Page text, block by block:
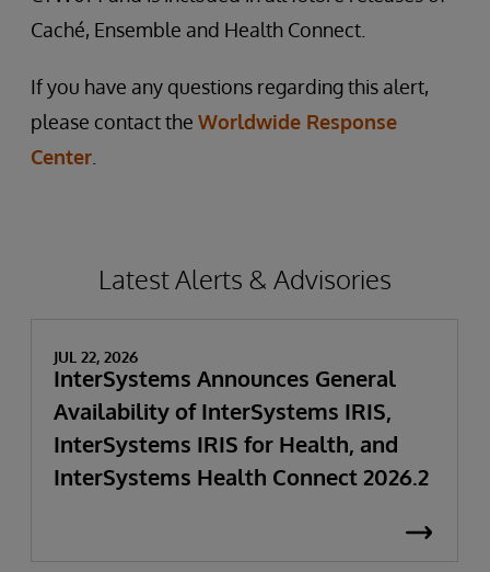
Caché, Ensemble and Health Connect.
If you have any questions regarding this alert,
please contact the Worldwide Response
Center
Latest Alerts & Advisories
JUL 22, 2026
InterSystems Announces General
Availability of InterSystems IRIS,
InterSystems IRIS for Health, and
InterSystems Health Connect 2026.2